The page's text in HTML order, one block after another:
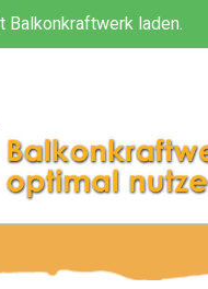
Balkonkraftwerk laden.